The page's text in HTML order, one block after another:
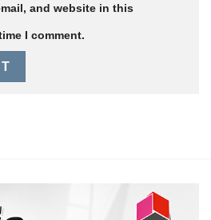
and website in this
I comment.